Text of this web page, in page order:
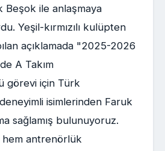
Beşok ile anlaşmaya
Yeşil-kırmızılı kulüpten
açıklamada "2025-2026
A Takım
görevi için Türk
isimlerinden Faruk
sağlamış bulunuyoruz.
antrenörlük